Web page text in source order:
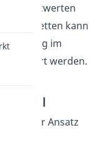
Grenzwerten
kann
im
reguliert werden.
Ansatz